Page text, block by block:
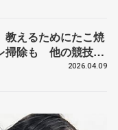
教えるためにたこ焼
掃除も 他の競技に
坂本花織の筋肉2026.04.09